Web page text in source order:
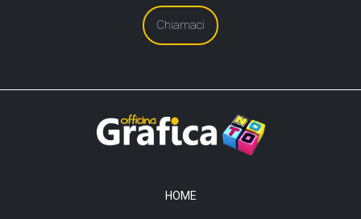
Chiamaci
HOME